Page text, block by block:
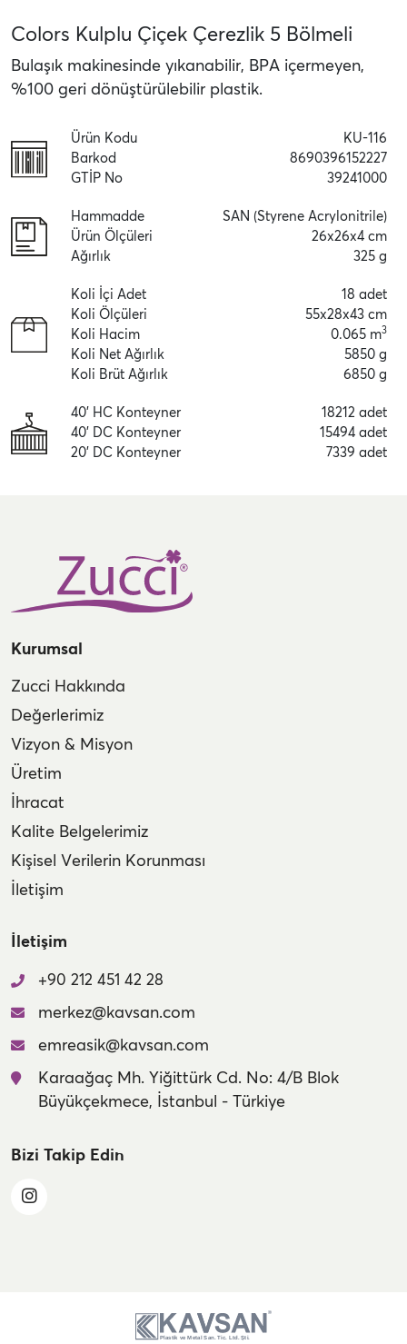
Colors Kulplu Çiçek Çerezlik 5 Bölmeli
Bulaşık makinesinde yıkanabilir, BPA içermeyen,
%100 geri dönüştürülebilir plastik.
Ürün Kodu
Barkod
GTİP No
KU-116
8690396152227
39241000
Hammadde
Ürün Ölçüleri
Ağırlık
SAN (Styrene Acrylonitrile)
26x26x4 cm
325 g
Koli İçi Adet
Koli Ölçüleri
Koli Hacim
Koli Net Ağırlık
Koli Brüt Ağırlık
18 adet
55x28x43 cm
0.065 m3
5850 g
6850 g
40' HC Konteyner
40' DC Konteyner
20' DC Konteyner
18212 adet
15494 adet
7339 adet
Kurumsal
Zucci Hakkında
Değerlerimiz
Vizyon & Misyon
Üretim
İhracat
Kalite Belgelerimiz
Kişisel Verilerin Korunması
İletişim
İletişim
+90 212 451 42 28
merkez@kavsan.com
emreasik@kavsan.com
Karaağaç Mh. Yiğittürk Cd. No: 4/B Blok
Büyükçekmece, İstanbul - Türkiye
Bizi Takip Edin